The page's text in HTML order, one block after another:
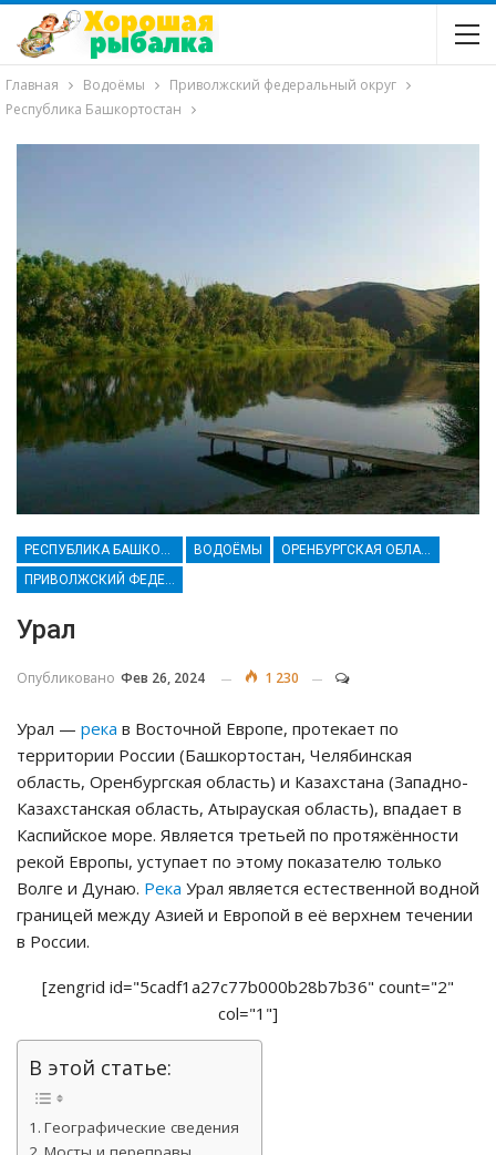
Главная Водоёмы
Приволжский федеральный округ
Республика Башкортостан
РЕСПУБЛИКА БАШКОРТОСТАН ВОДОЁМЫ
ОРЕНБУРГСКАЯ ОБЛАСТЬ
ПРИВОЛЖСКИЙ ФЕДЕРАЛЬНЫЙ ОКРУГ
Урал
Опубликовано Фев 26, 2024 1 230
Урал — река в Восточной Европе, протекает по
территории России (Башкортостан, Челябинская
область, Оренбургская область) и Казахстана (Западно-
Казахстанская область, Атырауская область), впадает в
Каспийское море. Является третьей по протяжённости
рекой Европы, уступает по этому показателю только
Волге и Дунаю. Река Урал является естественной водной
границей между Азией и Европой в её верхнем течении
в России.
[zengrid id="5cadf1a27c77b000b28b7b36" count="2"
col="1"]
В этой статье:
Географические сведения